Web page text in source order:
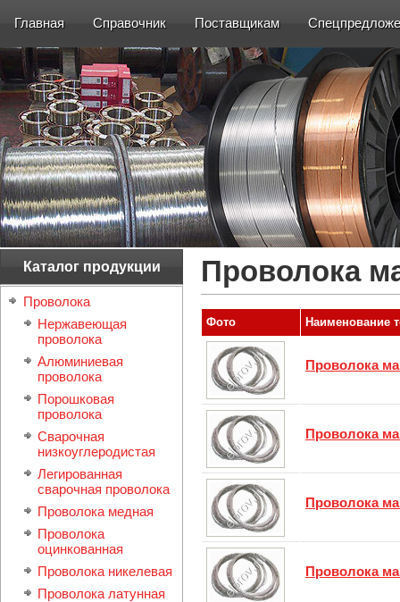
Главная Справочник Поставщикам
Каталог продукции
Проволока
Нержавеющая
проволока
Алюминиевая
проволока
Порошковая
проволока
Сварочная
низкоуглеродистая
Легиpованная
сварочная проволока
Проволока медная
Проволока
оцинкованная
Проволока никелевая
Проволока латунная
Проволока
Фото Наименование
Проволока
Проволока
Проволока
Проволока